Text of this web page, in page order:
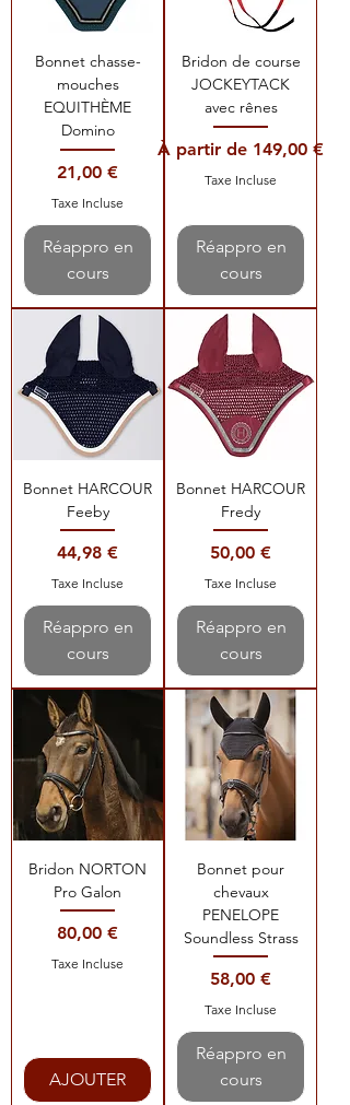
Bonnet chasse-
mouches
EQUITHÈME
Domino
Prix
21,00 €
Taxe Incluse
Réappro en
cours
Bridon de course
JOCKEYTACK
avec rênes
À partir de 149,00 €
Prix promotionnel
Taxe Incluse
Réappro en
cours
Bonnet HARCOUR
Feeby
Prix
44,98 €
Taxe Incluse
Réappro en
cours
Bonnet HARCOUR
Fredy
Prix
50,00 €
Taxe Incluse
Réappro en
cours
Bridon NORTON
Pro Galon
Prix
80,00 €
Taxe Incluse
AJOUTER
Bonnet pour
chevaux
PENELOPE
Soundless Strass
Prix
58,00 €
Taxe Incluse
Réappro en
cours